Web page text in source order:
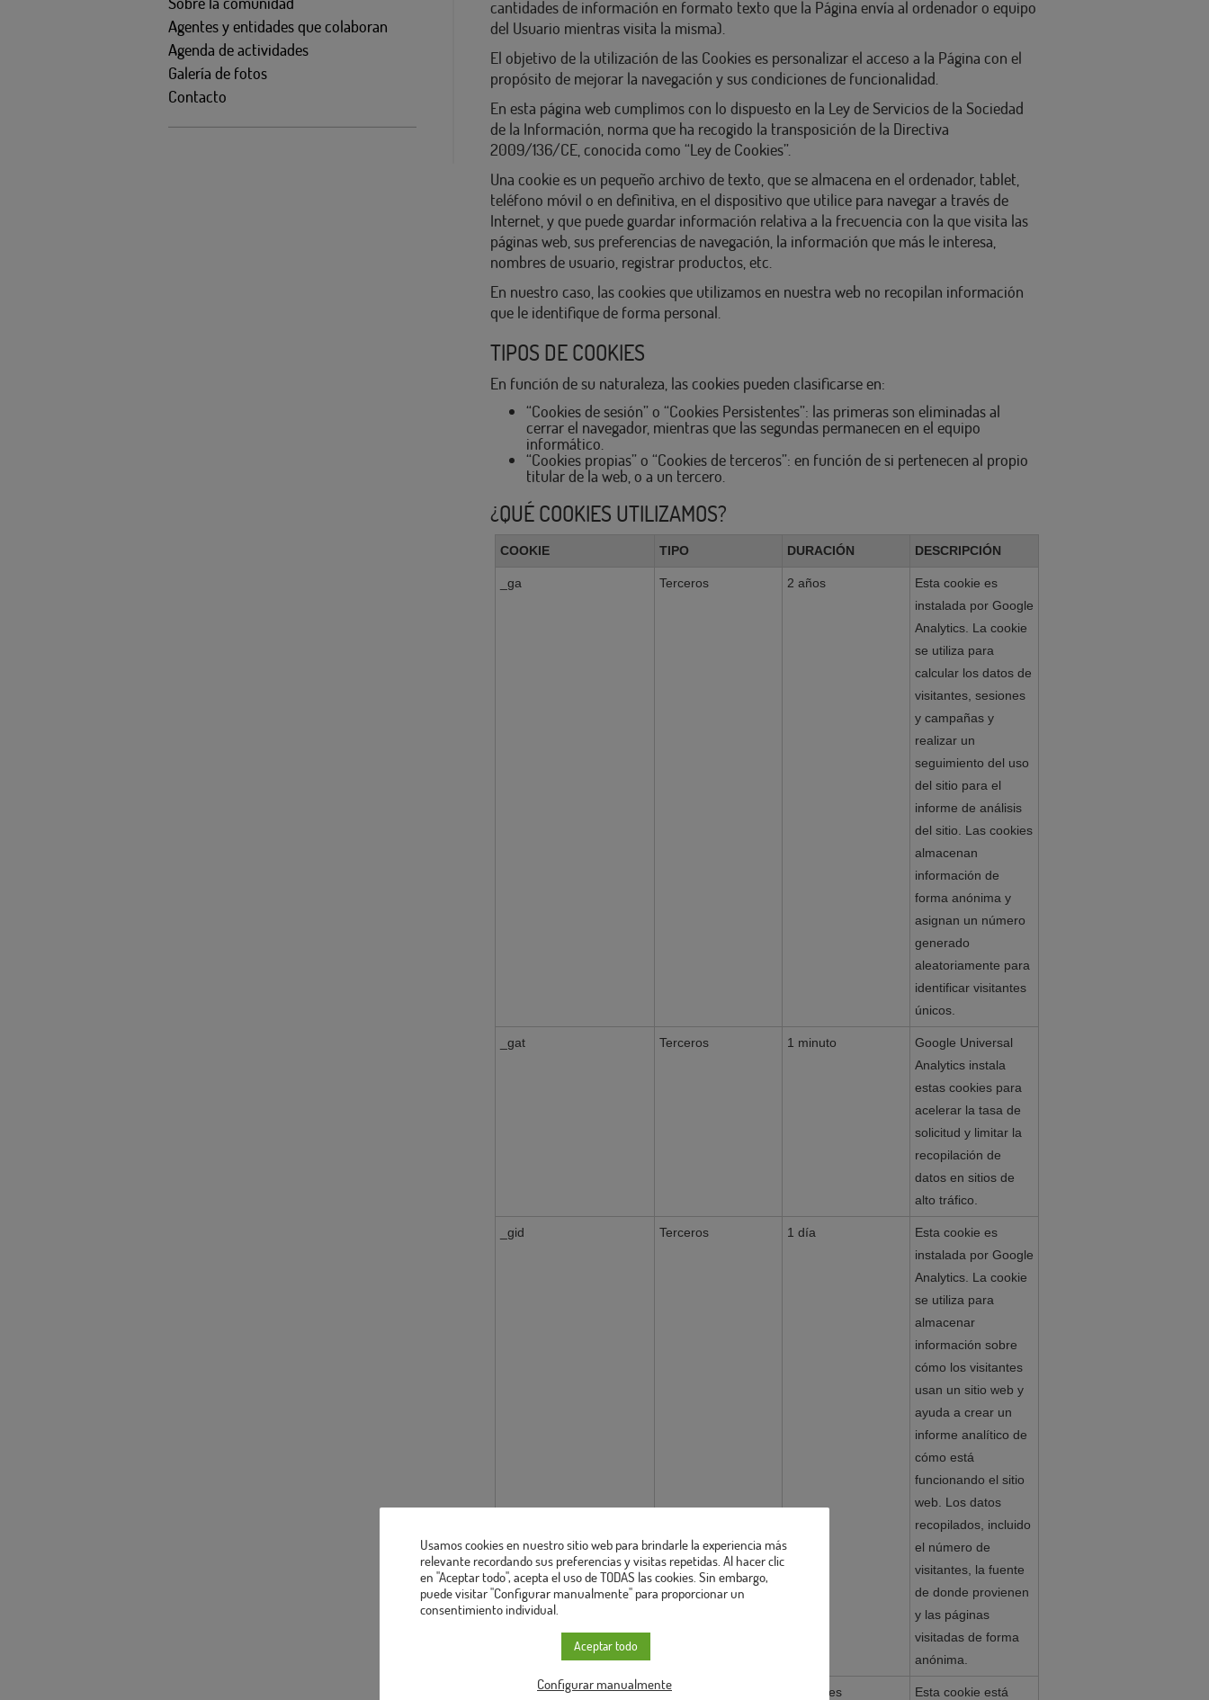
Agentes y entidades que colaboran
Agenda de actividades
Galería de fotos
Contacto
cantidades de información en formato texto que la Página envía al ordenador o equipo
del Usuario mientras visita la misma).
El objetivo de la utilización de las Cookies es personalizar el acceso a la Página con el
propósito de mejorar la navegación y sus condiciones de funcionalidad.
En esta página web cumplimos con lo dispuesto en la Ley de Servicios de la Sociedad
de la Información, norma que ha recogido la transposición de la Directiva
2009/136/CE, conocida como “Ley de Cookies”.
Una cookie es un pequeño archivo de texto, que se almacena en el ordenador, tablet,
teléfono móvil o en definitiva, en el dispositivo que utilice para navegar a través de
Internet, y que puede guardar información relativa a la frecuencia con la que visita las
páginas web, sus preferencias de navegación, la información que más le interesa,
nombres de usuario, registrar productos, etc.
En nuestro caso, las cookies que utilizamos en nuestra web no recopilan información
que le identifique de forma personal.
TIPOS DE COOKIES
En función de su naturaleza, las cookies pueden clasificarse en:
“Cookies de sesión” o “Cookies Persistentes”: las primeras son eliminadas al
cerrar el navegador, mientras que las segundas permanecen en el equipo
informático.
“Cookies propias” o “Cookies de terceros”: en función de si pertenecen al propio
titular de la web, o a un tercero.
¿QUÉ COOKIES UTILIZAMOS?
COOKIE TIPO DURACIÓN DESCRIPCIÓN
_ga Terceros 2 años
Esta cookie es
instalada por Google
Analytics. La cookie
se utiliza para
calcular los datos de
visitantes, sesiones
y campañas y
realizar un
seguimiento del uso
del sitio para el
informe de análisis
del sitio. Las cookies
almacenan
información de
forma anónima y
asignan un número
generado
aleatoriamente para
identificar visitantes
únicos.
_gat Terceros 1 minuto
Google Universal
Analytics instala
estas cookies para
acelerar la tasa de
solicitud y limitar la
recopilación de
datos en sitios de
alto tráfico.
_gid Terceros 1 día
Esta cookie es
instalada por Google
Analytics. La cookie
se utiliza para
almacenar
información sobre
cómo los visitantes
usan un sitio web y
ayuda a crear un
informe analítico de
cómo está
funcionando el sitio
web. Los datos
recopilados, incluido
el número de
visitantes, la fuente
de donde provienen
y las páginas
visitadas de forma
anónima.
cookielawinfo-checkbox-
Propias 11 meses
Esta cookie está
Usamos cookies en nuestro sitio web para brindarle la experiencia más
relevante recordando sus preferencias y visitas repetidas. Al hacer clic
en "Aceptar todo", acepta el uso de TODAS las cookies. Sin embargo,
puede visitar "Configurar manualmente" para proporcionar un
consentimiento individual.
Aceptar todo
Configurar manualmente